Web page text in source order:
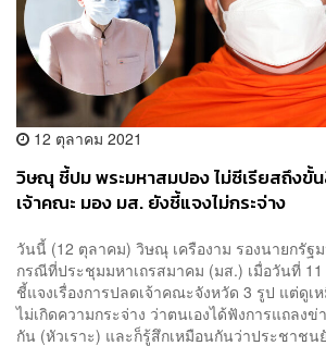
12 ตุลาคม 2021
วิษณุ ชี้ปม พระมหาสมปอง ไม่ซีเรียสถึงขั้
เจ้าคณะ มอง มส. ยังชี้แจงไม่กระจ่าง
วันนี้ (12 ตุลาคม) วิษณุ เครืองาม รองนายกรัฐ
กรณีที่ประชุม​มหาเถรสมาคม (มส.) เมื่อวันที่​
ชี้แจงเรื่องการปลดเจ้าคณะจังหวัด​ 3​ รูป​ แต่ดูเ
ไม่เกิดความกระจ่าง ว่าตนเองได้ฟังการแถลงข่
กัน (หัวเราะ) และก็รู้สึกเหมือนกันว่าประชาชน